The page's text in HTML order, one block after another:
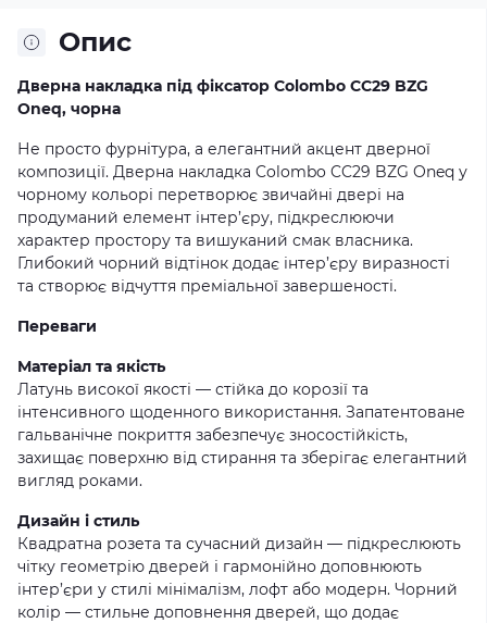
Опис
Дверна накладка під фіксатор Colombo CC29 BZG
Oneq, чорна
Не просто фурнітура, а елегантний акцент дверної
композиції. Дверна накладка Colombo CC29 BZG Oneq у
чорному кольорі перетворює звичайні двері на
продуманий елемент інтер’єру, підкреслюючи
характер простору та вишуканий смак власника.
Глибокий чорний відтінок додає інтер’єру виразності
та створює відчуття преміальної завершеності.
Переваги
Матеріал та якість
Латунь високої якості — стійка до корозії та
інтенсивного щоденного використання. Запатентоване
гальванічне покриття забезпечує зносостійкість,
захищає поверхню від стирання та зберігає елегантний
вигляд роками.
Дизайн і стиль
Квадратна розета та сучасний дизайн — підкреслюють
чітку геометрію дверей і гармонійно доповнюють
інтер’єри у стилі мінімалізм, лофт або модерн. Чорний
колір — стильне доповнення дверей, що додає